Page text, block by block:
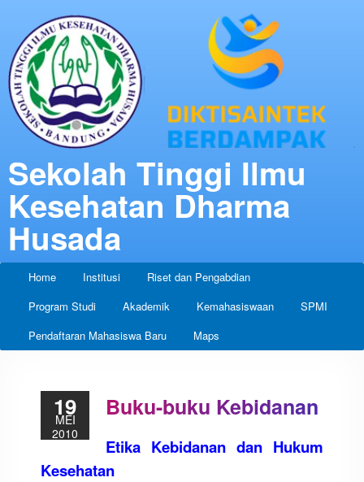
Sekolah Tinggi Ilmu
Kesehatan Dharma
Husada
Home Institusi
Riset dan Pengabdian
Program Studi
Akademik Kemahasiswaan
SPMI
Pendaftaran Mahasiswa Baru
Maps
19
MEI
2010
Buku-buku Kebidanan
Etika Kebidanan dan Hukum
Kesehatan